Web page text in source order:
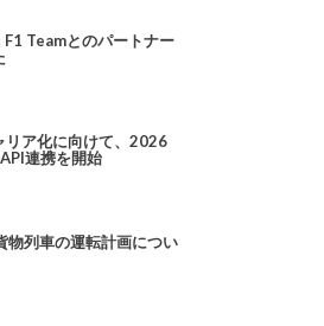
Teamとのパートナー
リア化に向けて、2026
連携を開始
物列車の運転計画につい